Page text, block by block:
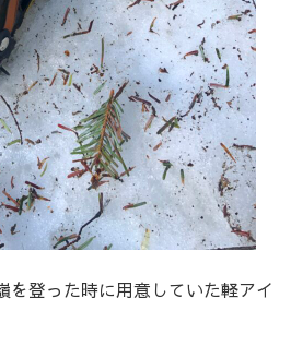
を登った時に用意していた軽アイ